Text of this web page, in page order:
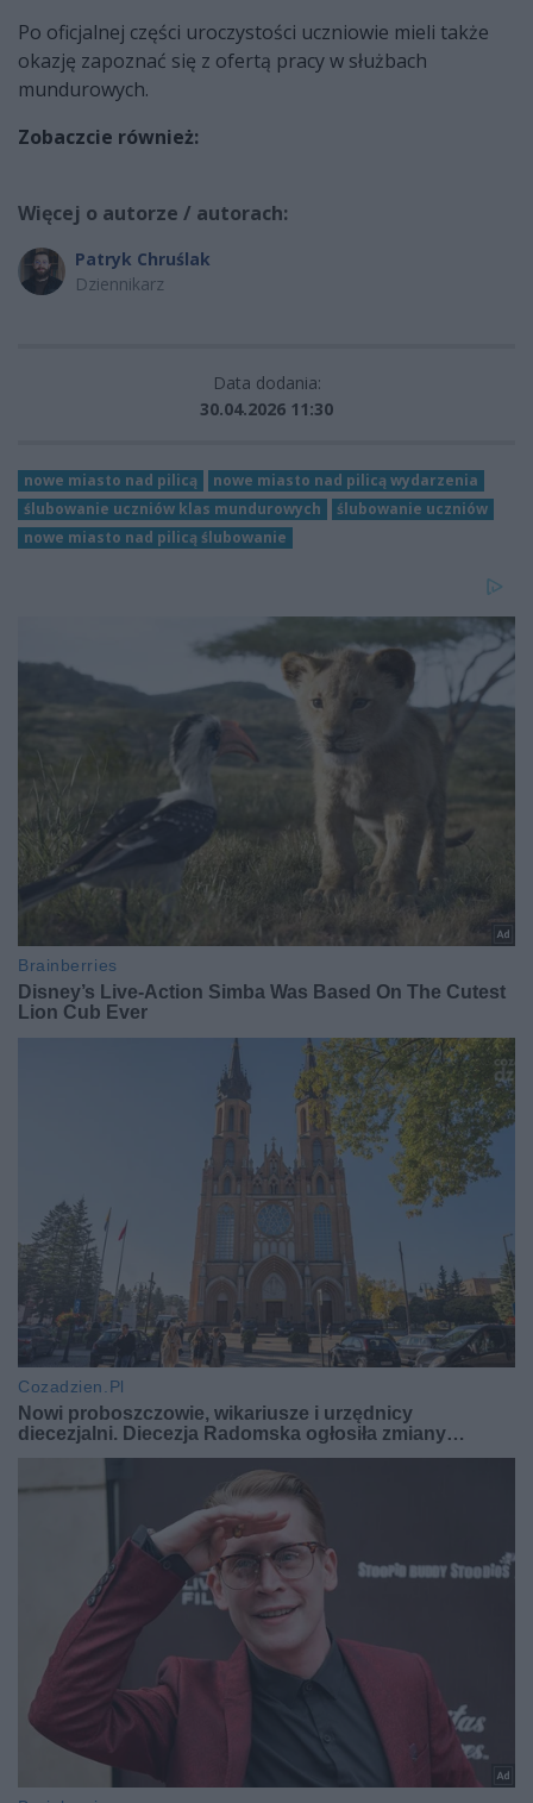
Po oficjalnej części uroczystości uczniowie mieli także
okazję zapoznać się z ofertą pracy w służbach
mundurowych.
Zobaczcie również:
Więcej o autorze / autorach:
Patryk Chruślak
Dziennikarz
Data dodania:
30.04.2026 11:30
nowe miasto nad pilicą
nowe miasto nad pilicą wydarzenia
ślubowanie uczniów klas mundurowych
ślubowanie uczniów
nowe miasto nad pilicą ślubowanie